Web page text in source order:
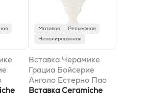
Матовая
Рельефная
Неполированная
Вставка Черамике
Грациа Бойсерие
Анголо Естерно Пао
Кракеле 3x6,5
Вставка Ceramiche